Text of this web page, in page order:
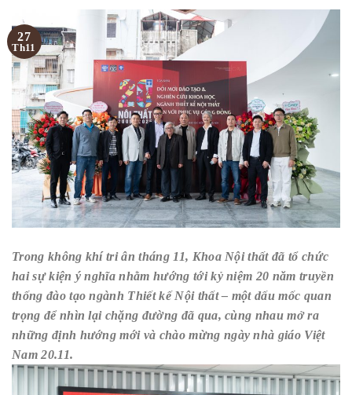
27
Th11
Trong không khí tri ân tháng 11, Khoa Nội thất đã tổ chức
hai sự kiện ý nghĩa nhằm hướng tới kỷ niệm 20 năm truyền
thống đào tạo ngành Thiết kế Nội thất – một dấu mốc quan
trọng để nhìn lại chặng đường đã qua, cùng nhau mở ra
những định hướng mới và chào mừng ngày nhà giáo Việt
Nam 20.11.